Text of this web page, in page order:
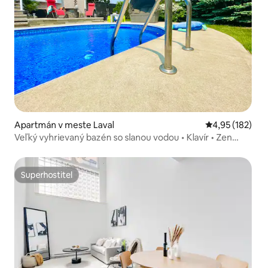
Apartmán v meste Laval Priemerné
4,95 (182)
Veľký vyhrievaný bazén so slanou vodou • Klavír • Zen
Superhostiteľ
Superhostiteľ